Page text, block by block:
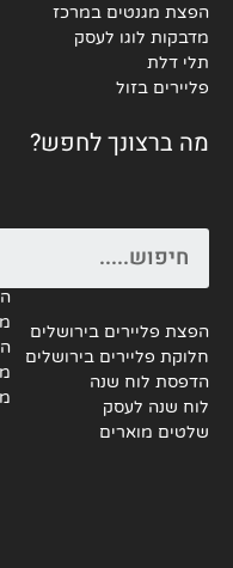
הפצת מגנטים במרכז
מדבקות לוגו לעסק
תלי דלת
פליירים בזול
מה ברצונך לחפש?
הפצת פליירים בירושלים
חלוקת פליירים בירושלים
הדפסת לוח שנה
לוח שנה לעסק
שלטים מוארים